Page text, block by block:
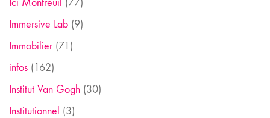
Ici Montreuil (77)
Immersive Lab (9)
Immobilier(71)
infos (162)
Institut Van Gogh (30)
Institutionnel (3)